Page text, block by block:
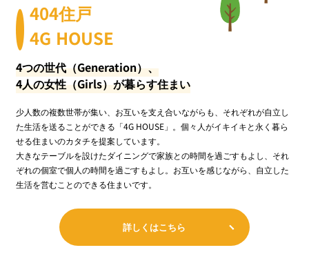
404住戸
4G HOUSE
4つの世代（Generation）、
4人の女性（Girls）が暮らす住まい
少人数の複数世帯が集い、お互いを支え合いながらも、それぞれが自立し
た生活を送ることができる「4G HOUSE」。個々人がイキイキと永く暮ら
せる住まいのカタチを提案しています。
大きなテーブルを設けたダイニングで家族との時間を過ごすもよし、それ
ぞれの個室で個人の時間を過ごすもよし。お互いを感じながら、自立した
生活を営むことのできる住まいです。
詳しくはこちら